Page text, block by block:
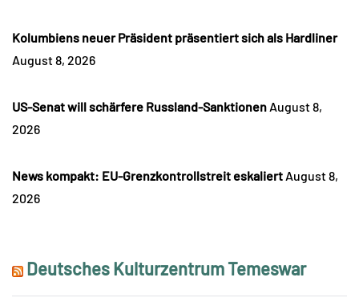
Kolumbiens neuer Präsident präsentiert sich als Hardliner
August 8, 2026
US-Senat will schärfere Russland-Sanktionen August 8,
2026
News kompakt: EU-Grenzkontrollstreit eskaliert August 8,
2026
Deutsches Kulturzentrum Temeswar